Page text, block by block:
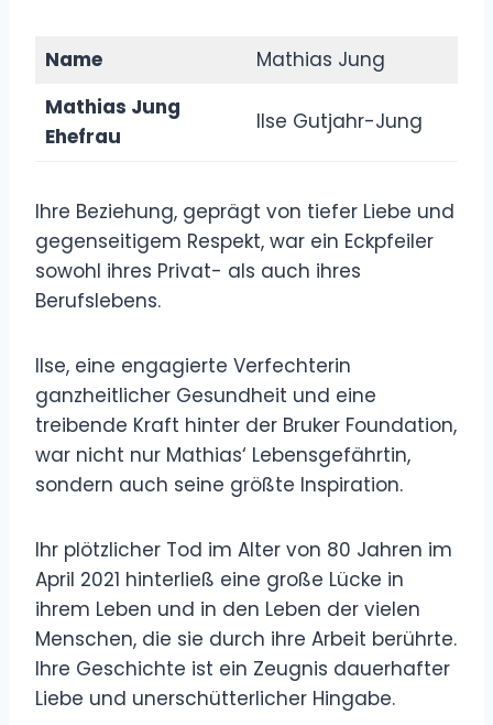
Name
Mathias Jung
Mathias Jung
Ehefrau
Ilse Gutjahr-Jung
Ihre Beziehung, geprägt von tiefer Liebe und
gegenseitigem Respekt, war ein Eckpfeiler
sowohl ihres Privat- als auch ihres
Berufslebens.
Ilse, eine engagierte Verfechterin
ganzheitlicher Gesundheit und eine
treibende Kraft hinter der Bruker Foundation,
war nicht nur Mathias‘ Lebensgefährtin,
sondern auch seine größte Inspiration.
Ihr plötzlicher Tod im Alter von 80 Jahren im
April 2021 hinterließ eine große Lücke in
ihrem Leben und in den Leben der vielen
Menschen, die sie durch ihre Arbeit berührte.
Ihre Geschichte ist ein Zeugnis dauerhafter
Liebe und unerschütterlicher Hingabe.